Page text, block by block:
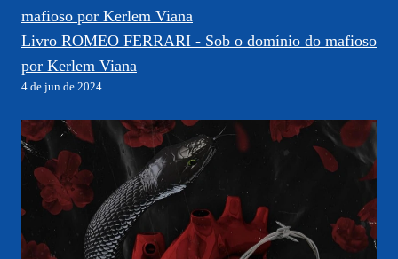
Livro ROMEO FERRARI - Sob o domínio do mafioso
por Kerlem Viana
4 de jun de 2024